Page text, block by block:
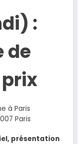
:
de
à Paris
Paris
présentation